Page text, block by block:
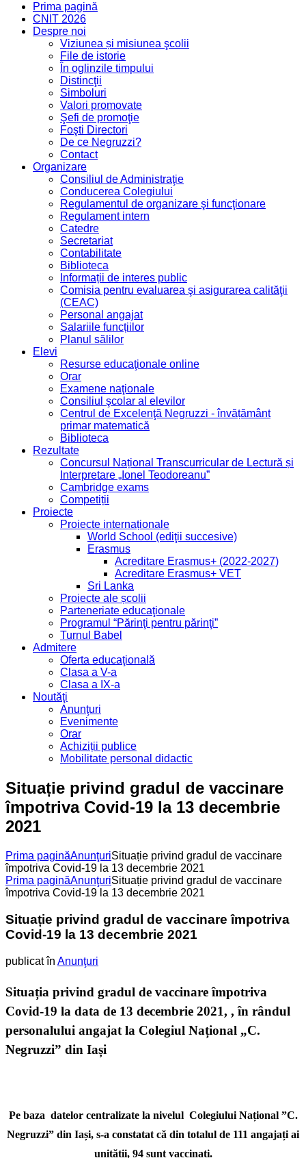
Prima pagină
CNIT 2026
Despre noi
Viziunea și misiunea şcolii
File de istorie
În oglinzile timpului
Distincţii
Simboluri
Valori promovate
Şefi de promoţie
Foşti Directori
De ce Negruzzi?
Contact
Organizare
Consiliul de Administraţie
Conducerea Colegiului
Regulamentul de organizare şi funcţionare
Regulament intern
Catedre
Secretariat
Contabilitate
Biblioteca
Informații de interes public
Comisia pentru evaluarea şi asigurarea calităţii
(CEAC)
Personal angajat
Salariile funcțiilor
Planul sălilor
Elevi
Resurse educaţionale online
Orar
Examene naţionale
Consiliul şcolar al elevilor
Centrul de Excelenţă Negruzzi - învățământ
primar matematică
Biblioteca
Rezultate
Concursul Național Transcurricular de Lectură și
Interpretare „Ionel Teodoreanu”
Cambridge exams
Competiții
Proiecte
Proiecte internaționale
World School (ediţii succesive)
Erasmus
Acreditare Erasmus+ (2022-2027)
Acreditare Erasmus+ VET
Sri Lanka
Proiecte ale școlii
Parteneriate educaţionale
Programul “Părinţi pentru părinţi”
Turnul Babel
Admitere
Oferta educaţională
Clasa a V-a
Clasa a IX-a
Noutăţi
Anunţuri
Evenimente
Orar
Achiziții publice
Mobilitate personal didactic
Situație privind gradul de vaccinare
împotriva Covid-19 la 13 decembrie
2021
Prima paginăAnunţuriSituație privind gradul de vaccinare
împotriva Covid-19 la 13 decembrie 2021
Prima paginăAnunţuriSituație privind gradul de vaccinare
împotriva Covid-19 la 13 decembrie 2021
Situație privind gradul de vaccinare împotriva
Covid-19 la 13 decembrie 2021
publicat în Anunţuri
Situația privind gradul de vaccinare împotriva
Covid-19 la data de 13 decembrie 2021, , în rândul
personalului angajat la Colegiul Național „C.
Negruzzi” din Iași
Pe baza datelor centralizate la nivelul Colegiului Național ”C.
Negruzzi” din Iași, s-a constatat că din totalul de 111 angajați ai
unității, 94sunt vaccinați.